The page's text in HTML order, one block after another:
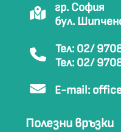
гр. София
бул.
Тел: 02/
Тел: 02/
E-mail:
Полезни връзки